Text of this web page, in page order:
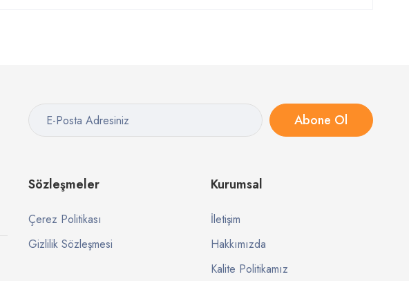
Abone Ol
Sözleşmeler
Çerez Politikası
Gizlilik Sözleşmesi
Kurumsal
İletişim
Hakkımızda
Kalite Politikamız